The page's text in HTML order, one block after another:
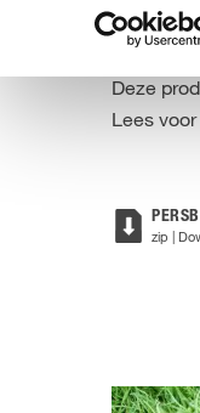
COMPO
Deze
Lees
zip |